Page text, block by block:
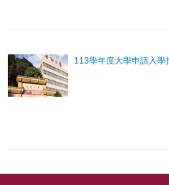
113學年度大學申請入學